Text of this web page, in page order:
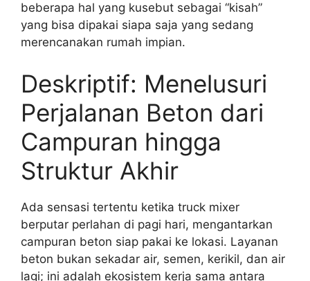
beberapa hal yang kusebut sebagai “kisah”
yang bisa dipakai siapa saja yang sedang
merencanakan rumah impian.
Deskriptif: Menelusuri
Perjalanan Beton dari
Campuran hingga
Struktur Akhir
Ada sensasi tertentu ketika truck mixer
berputar perlahan di pagi hari, mengantarkan
campuran beton siap pakai ke lokasi. Layanan
beton bukan sekadar air, semen, kerikil, dan air
lagi; ini adalah ekosistem kerja sama antara